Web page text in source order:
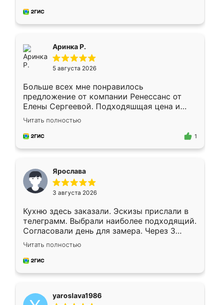
за день, ребята работали аккуратно, даже
Аринка Р.
5 августа 2026
Больше всех мне понравилось
предложение от компании Ренессанс от
Елены Сергеевой. Подходяшщая цена и
короткие сроки изготовления. Приехавший
для замера сотрудник Владислав
предложил по моему эскизу самый
Читать полностью
1
Ярослава
3 августа 2026
Кухню здесь заказали. Эскизы прислали в
телеграмм. Выбрали наиболее подходящий.
Согласовали день для замера. Через 3
недели кухня была уже готова. Остались
довольны работой. Спасибо Ренессанс
мебель за качественную работу!
Читать полностью
yaroslava1986